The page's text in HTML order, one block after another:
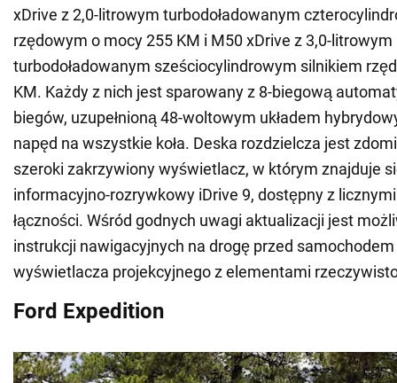
xDrive z 2,0-litrowym turbodoładowanym
rzędowym o mocy 255 KM i M50 xDrive z 3,0-litrowym
turbodoładowanym sześciocylindrowym silnikiem
KM. Każdy z nich jest sparowany z 8-biegową
biegów, uzupełnioną 48-woltowym układem
napęd na wszystkie koła. Deska rozdzielcza jest
szeroki zakrzywiony wyświetlacz, w którym znajduje
informacyjno-rozrywkowy iDrive 9, dostępny z
łączności. Wśród godnych uwagi aktualizacji jest
instrukcji nawigacyjnych na drogę przed
wyświetlacza projekcyjnego z elementami
Ford Expedition